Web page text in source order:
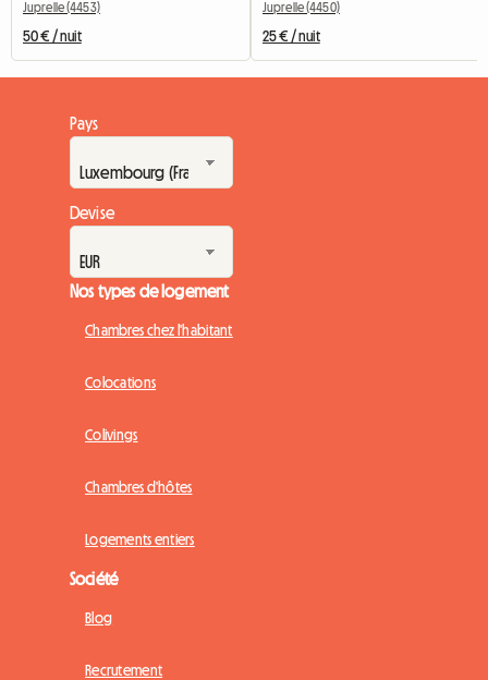
Juprelle (4453)
50 € / nuit
Juprelle (4450)
25 € / nuit
Pays
Devise
Nos types de logement
Chambres chez l'habitant
Colocations
Colivings
Chambres d'hôtes
Logements entiers
Société
Blog
Recrutement